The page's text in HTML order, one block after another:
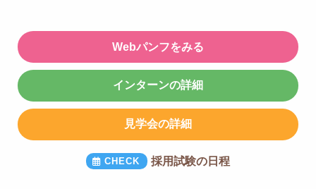
Webパンフをみる
インターンの詳細
見学会の詳細
採用試験の日程